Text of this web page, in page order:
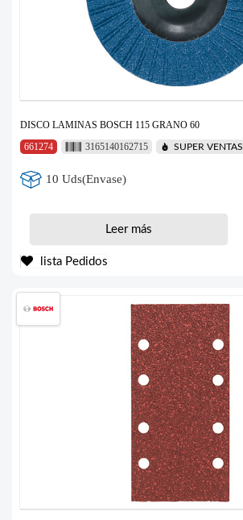
DISCO LAMINAS BOSCH 115 GRANO 60
661274
3165140162715 SUPER VENTAS
10 Uds(Envase)
Leer más
lista Pedidos